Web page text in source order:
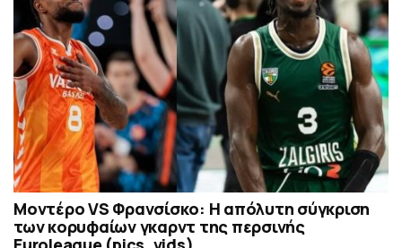
Μοντέρο VS Φρανσίσκο: Η απόλυτη σύγκριση
των κορυφαίων γκαρντ της περσινής